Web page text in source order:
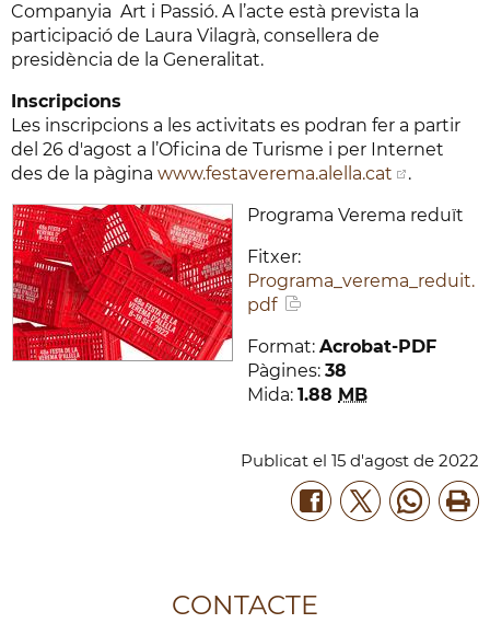
Companyia Art i Passió. A l’acte està prevista la
participació de Laura Vilagrà, consellera de
presidència de la Generalitat.
Inscripcions
Les inscripcions a les activitats es podran fer a partir
del 26 d'agost a l’Oficina de Turisme i per Internet
des de la pàgina www.festaverema.alella.cat
.
Programa Verema reduït
Fitxer:
Programa_verema_reduit.
pdf
Format: Acrobat-PDF
Pàgines: 38
Mida: 1.88 MB
Publicat el 15 d'agost de 2022
CONTACTE